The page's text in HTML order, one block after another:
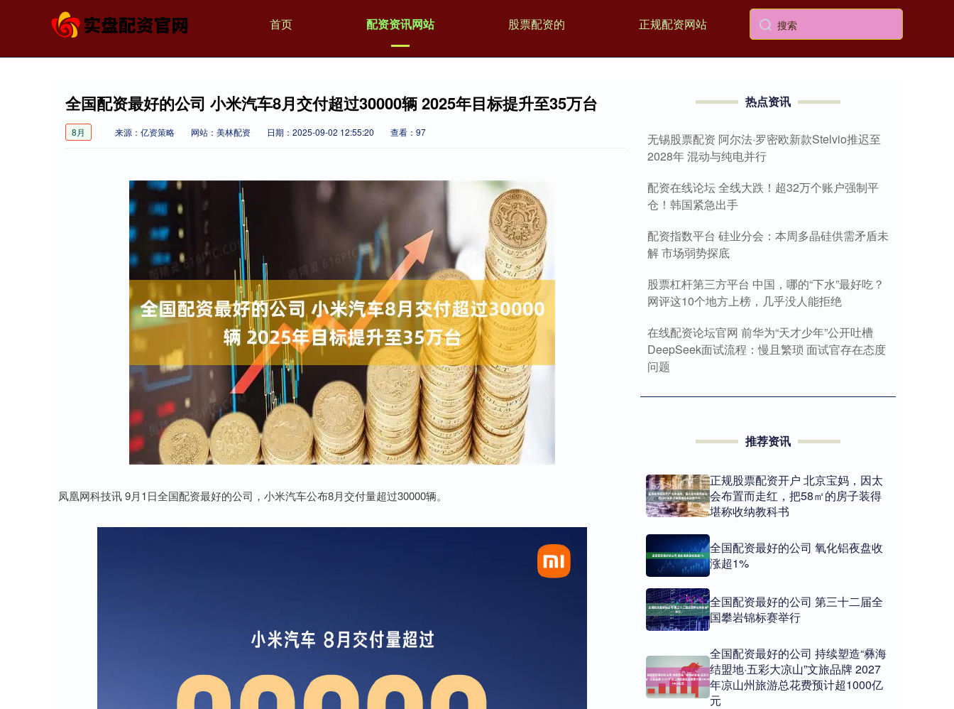
首页 配资资讯网站 股票配资的 正规配资网站
全国配资最好的公司 小米汽车8月交付超过30000辆 2025年目标提升至35万台
8月 来源：亿资策略 网站：美林配资 日期：2025-09-02 12:55:20 查看：97
凤凰网科技讯 9月1日全国配资最好的公司，小米汽车公布8月交付量超过30000辆。
热点资讯
无锡股票配资 阿尔法·罗密欧新款Stelvio推迟至
2028年 混动与纯电并行
配资在线论坛 全线大跌！超32万个账户强制平
仓！韩国紧急出手
配资指数平台 硅业分会：本周多晶硅供需矛盾未
解 市场弱势探底
股票杠杆第三方平台 中国，哪的“下水”最好吃？
网评这10个地方上榜，几乎没人能拒绝
在线配资论坛官网 前华为“天才少年”公开吐槽
DeepSeek面试流程：慢且繁琐 面试官存在态度
问题
推荐资讯
正规股票配资开户 北京宝妈，因太
会布置而走红，把58㎡的房子装得
堪称收纳教科书
全国配资最好的公司 氧化铝夜盘收
涨超1%
全国配资最好的公司 第三十二届全
国攀岩锦标赛举行
全国配资最好的公司 持续塑造“彝海
结盟地·五彩大凉山”文旅品牌 2027
年凉山州旅游总花费预计超1000亿
元